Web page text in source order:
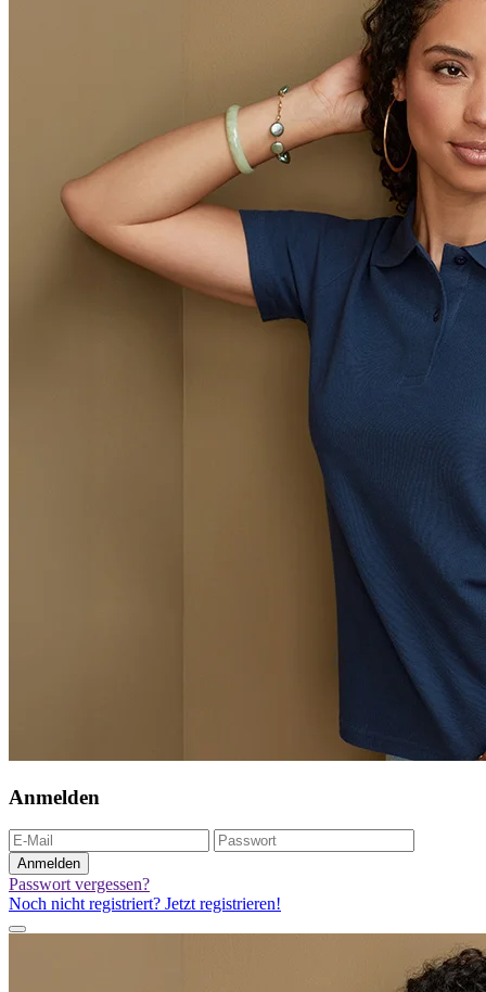
Anmelden
Anmelden
Passwort vergessen?
Noch nicht registriert? Jetzt registrieren!